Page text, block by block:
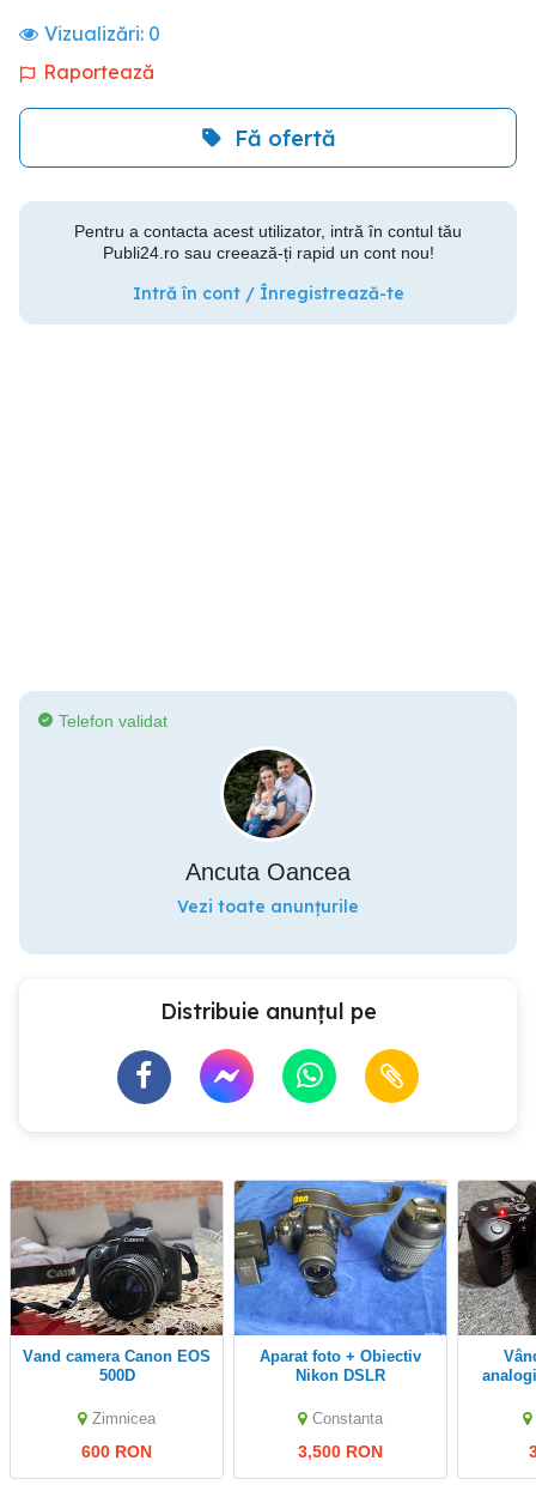
Vizualizări: 0
Raportează
Fă ofertă
Pentru a contacta acest utilizator, intră în contul tău
Publi24.ro sau creează-ți rapid un cont nou!
Intră în cont / Înregistrează-te
Telefon validat
Ancuta Oancea
Vezi toate anunțurile
Distribuie anunțul pe
vand camera Canon EOS
500D
Zimnicea
600 RON
Aparat foto + Obiectiv
Nikon DSLR
Constanta
3,500 RON
Vând aparat foto